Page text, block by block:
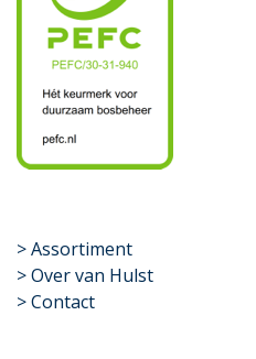
​>Assortiment
> Over van Hulst
> Contact